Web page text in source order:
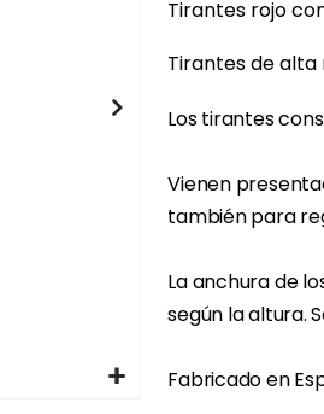
Tirantes rojo
Tirantes de alta
Los tirantes
Vienen
también para
La anchura de
según la altura.
Fabricado en